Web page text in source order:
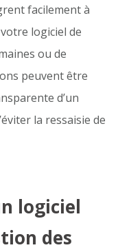
facilement à
logiciel de
ou de
peuvent être
d’un
la ressaisie de
logiciel
des